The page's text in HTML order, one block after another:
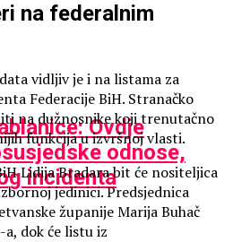
Ovdje
odnose,
incidenta
na federalnim
vidljiv je i na listama za
Federacije BiH. Stranačko
na dužnosnike koji trenutačno
funkcija u izvršnoj vlasti.
Lidija Bradara bit će nositeljica
jedinici. Predsjednica
županije Marija Buhač
dok će listu iz